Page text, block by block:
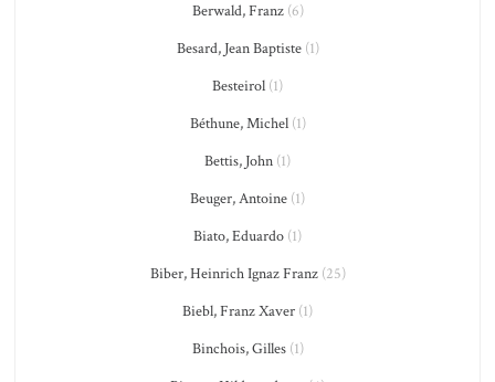
Berwald, Franz(6)
Besard, Jean Baptiste(1)
Besteirol (1)
Béthune, Michel(1)
Bettis, John (1)
Beuger, Antoine (1)
Biato, Eduardo (1)
Biber, Heinrich Ignaz Franz(25)
Biebl, Franz Xaver (1)
Binchois, Gilles(1)